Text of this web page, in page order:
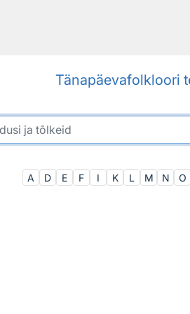
Tänapäevafolkloori
A D E F I K L M N O